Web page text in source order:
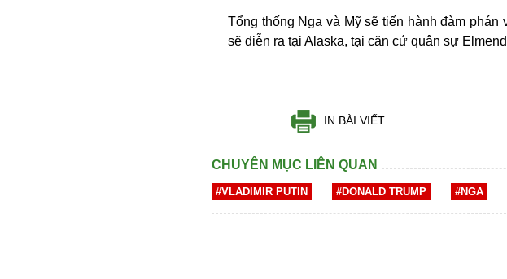
Tổng thống Nga và Mỹ sẽ tiến hành đàm
sẽ diễn ra tại Alaska, tại căn cứ quân sự
IN BÀI VIẾT
CHUYÊN MỤC LIÊN QUAN
#VLADIMIR PUTIN #DONALD TRUMP #NGA